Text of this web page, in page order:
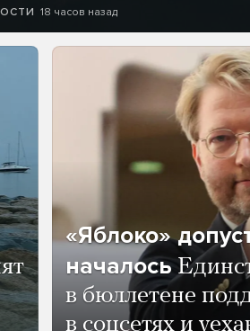
18 часов назад
«Яблоко»
началось
в бюллетене
в соцсетях и